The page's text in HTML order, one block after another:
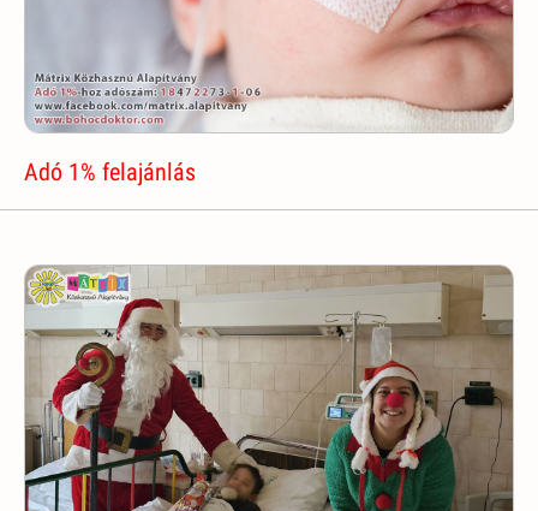
Adó 1% felajánlás